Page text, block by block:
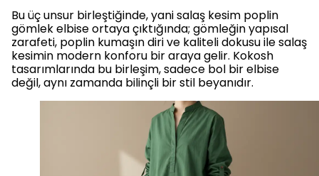
Bu üç unsur birleştiğinde, yani salaş kesim poplin
gömlek elbise ortaya çıktığında; gömleğin yapısal
zarafeti, poplin kumaşın diri ve kaliteli dokusu ile salaş
kesimin modern konforu bir araya gelir. Kokosh
tasarımlarında bu birleşim, sadece bol bir elbise
değil, aynı zamanda bilinçli bir stil beyanıdır.